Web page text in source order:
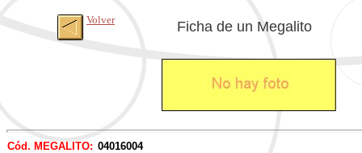
Volver Ficha de un Megalito
Cód. MEGALITO: 04016004